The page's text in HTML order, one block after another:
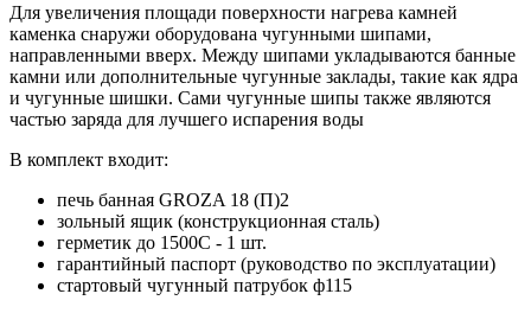
Для увеличения площади поверхности нагрева камней
каменка снаружи оборудована чугунными шипами,
направленными вверх. Между шипами укладываются банные
камни или дополнительные чугунные заклады, такие как ядра
и чугунные шишки. Сами чугунные шипы также являются
частью заряда для лучшего испарения воды
В комплект входит:
печь банная GROZA 18 (П)2
зольный ящик (конструкционная сталь)
герметик до 1500С - 1 шт.
гарантийный паспорт (руководство по эксплуатации)
стартовый чугунный патрубок ф115